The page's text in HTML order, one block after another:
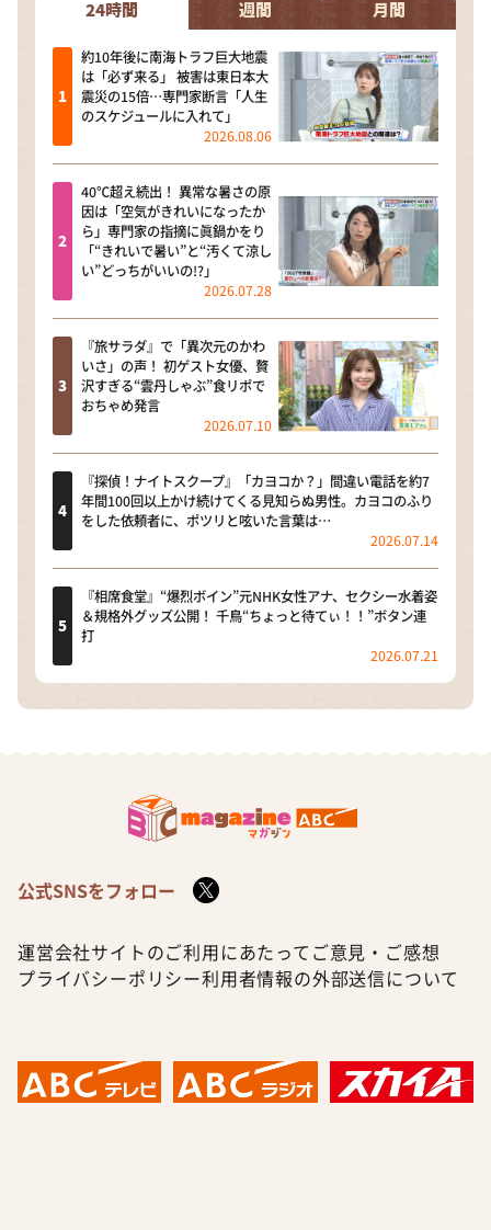
24時間 週間 月間
約10年後に南海トラフ巨大地震
は「必ず来る」 被害は東日本大
震災の15倍…専門家断言「人生
のスケジュールに入れて」
2026.08.06
40℃超え続出！ 異常な暑さの原
因は「空気がきれいになったか
ら」専門家の指摘に眞鍋かをり
「“きれいで暑い”と“汚くて涼し
い”どっちがいいの!?」
2026.07.28
『旅サラダ』で「異次元のかわ
いさ」の声！ 初ゲスト女優、贅
沢すぎる“雲丹しゃぶ”食リポで
おちゃめ発言
2026.07.10
『探偵！ナイトスクープ』「カヨコか？」間違い電話を約7
年間100回以上かけ続けてくる見知らぬ男性。カヨコのふり
をした依頼者に、ポツリと呟いた言葉は…
2026.07.14
『相席食堂』“爆烈ボイン”元NHK女性アナ、セクシー水着姿
＆規格外グッズ公開！ 千鳥“ちょっと待てぃ！！”ボタン連
打
2026.07.21
公式SNSをフォロー
運営会社サイトのご利用にあたって ご意見・ご感想
プライバシーポリシー利用者情報の外部送信について